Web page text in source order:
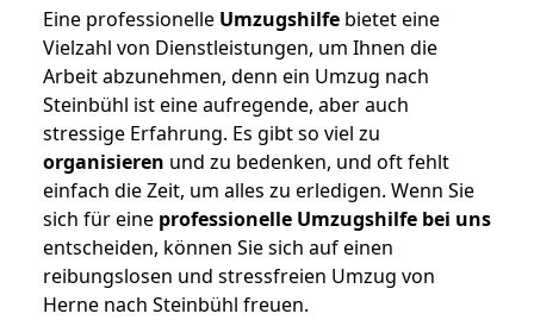
Eine professionelle Umzugshilfe bietet eine
Vielzahl von Dienstleistungen, um Ihnen die
Arbeit abzunehmen, denn ein Umzug nach
Steinbühl ist eine aufregende, aber auch
stressige Erfahrung. Es gibt so viel zu
organisieren und zu bedenken, und oft fehlt
einfach die Zeit, um alles zu erledigen. Wenn Sie
sich für eine professionelle Umzugshilfe bei uns
entscheiden, können Sie sich auf einen
reibungslosen und stressfreien Umzug von
Herne nach Steinbühl freuen.